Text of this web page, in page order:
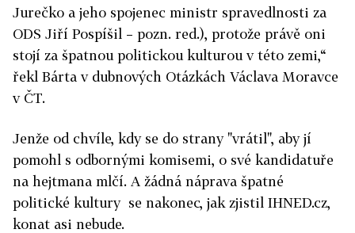
Jurečko a jeho spojenec ministr spravedlnosti za
ODS Jiří Pospíšil – pozn. red.), protože právě oni
stojí za špatnou politickou kulturou v této zemi,“
řekl Bárta v dubnových Otázkách Václava Moravce
v ČT.
Jenže od chvíle, kdy se do strany "vrátil", aby jí
pomohl s odbornými komisemi, o své kandidatuře
na hejtmana mlčí. A žádná náprava špatné
politické kultury se nakonec, jak zjistil IHNED.cz,
konat asi nebude.